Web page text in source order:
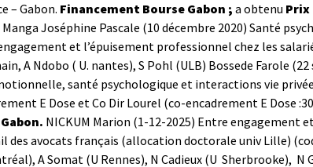
– Gabon. Financement Bourse Gabon ; a obtenu
Manga Joséphine Pascale (10 décembre 2020) Santé
et l’épuisement professionnel chez les
A Ndobo ( U. nantes), S Pohl (ULB) Bossede Farole
santé psychologique et interactions vie
E Dose et Co Dir Lourel (co-encadrement E Dose
NICKUM Marion (1-12-2025) Entre engagement
des avocats français (allocation doctorale univ Lille)
A Somat (U Rennes), N Cadieux (U Sherbrooke), N